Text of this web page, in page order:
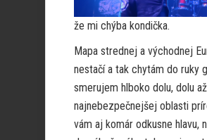
že mi chýba kondička.
Mapa strednej a východnej
nestačí a tak chytám do ruky
smerujem hlboko dolu, dolu
najnebezpečnejšej oblasti
vám aj komár odkusne hlavu,